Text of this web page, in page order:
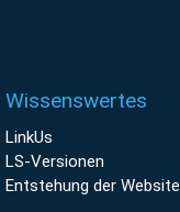
Wissenswertes
LinkUs
LS-Versionen
Entstehung der Website